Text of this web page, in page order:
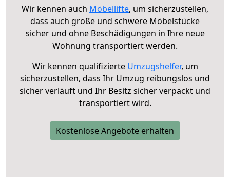
Wir kennen auch Möbellifte, um sicherzustellen,
dass auch große und schwere Möbelstücke
sicher und ohne Beschädigungen in Ihre neue
Wohnung transportiert werden.
Wir kennen qualifizierte Umzugshelfer, um
sicherzustellen, dass Ihr Umzug reibungslos und
sicher verläuft und Ihr Besitz sicher verpackt und
transportiert wird.
Kostenlose Angebote erhalten